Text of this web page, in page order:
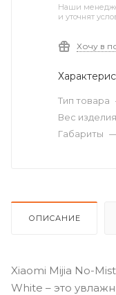
Наши
и уточнят
Хочу в
Тип товара
Вес изделия
Габариты
ОПИСАНИЕ
Xiaomi Mijia No-
White – это